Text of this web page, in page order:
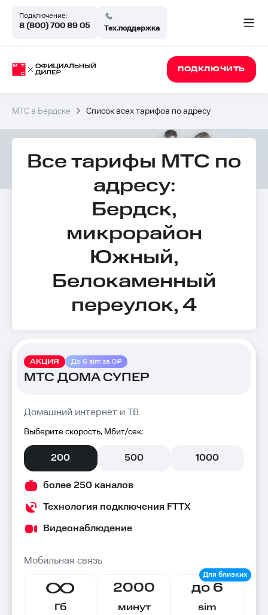
Подключение:
8 (800) 700 89 05 Тех.поддержка
ПОДКЛЮЧИТЬ
МТС в Бердске Список всех тарифов по адресу
Все тарифы МТС по
адресу:
Бердск,
микрорайон
Южный,
Белокаменный
переулок, 4
АКЦИЯ До 6 sim за 0₽
МТС ДОМА СУПЕР
Домашний интернет и ТВ
Выберите скорость, Мбит/сек:
200 500 1000
более 250 каналов
Технология подключения FTTX
Видеонаблюдение
Мобильная связь
Гб
2000
минут
до 6
sim